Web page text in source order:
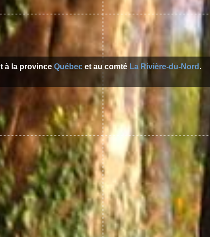
à la province Québec et au comté La Rivière-du-Nord .